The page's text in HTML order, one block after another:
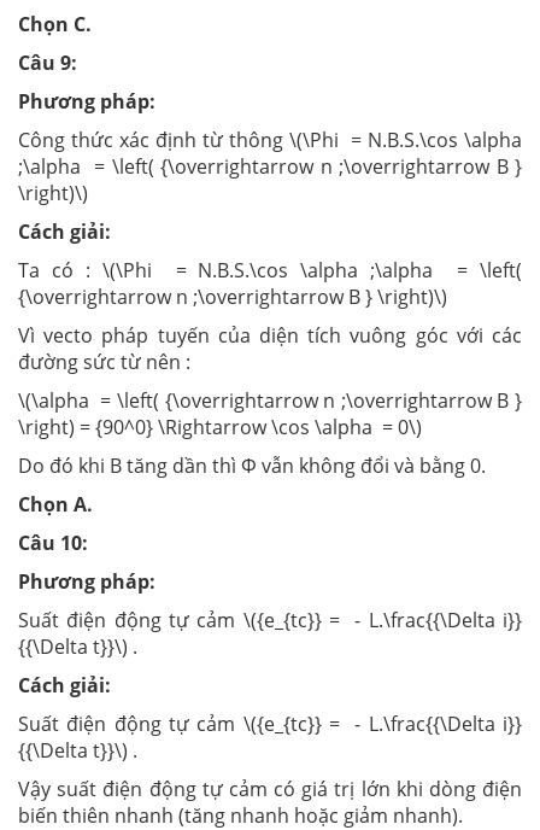
Chọn C.
Câu 9:
Phương pháp:
Công thức xác định từ thông \(\Phi = N.B.S.\cos \alpha
;\alpha = \left( {\overrightarrow n ;\overrightarrow B }
\right)\)
Cách giải:
Ta có : \(\Phi = N.B.S.\cos \alpha ;\alpha = \left(
{\overrightarrow n ;\overrightarrow B } \right)\)
Vì vecto pháp tuyến của diện tích vuông góc với các
đường sức từ nên :
\(\alpha = \left( {\overrightarrow n ;\overrightarrow B }
\right) = {90^0} \Rightarrow \cos \alpha = 0\)
Do đó khi B tăng dần thì Ф vẫn không đổi và bằng 0.
Chọn A.
Câu 10:
Phương pháp:
Suất điện động tự cảm \({e_{tc}} = - L.\frac{{\Delta i}}
{{\Delta t}}\) .
Cách giải:
Suất điện động tự cảm \({e_{tc}} = - L.\frac{{\Delta i}}
{{\Delta t}}\) .
Vậy suất điện động tự cảm có giá trị lớn khi dòng điện
biến thiên nhanh (tăng nhanh hoặc giảm nhanh).